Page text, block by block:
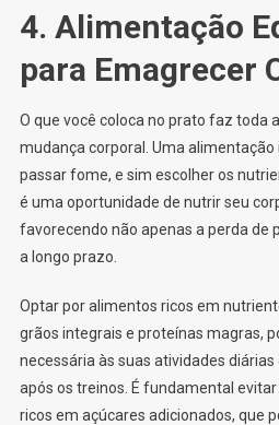
4. Alimentação
para Emagrecer
O que você coloca no prato faz toda
mudança corporal. Uma
passar fome, e sim escolher os
é uma oportunidade de nutrir seu
favorecendo não apenas a perda de
a longo prazo.
Optar por alimentos ricos em
grãos integrais e proteínas magras,
necessária às suas atividades
após os treinos. É fundamental
ricos em açúcares adicionados, que